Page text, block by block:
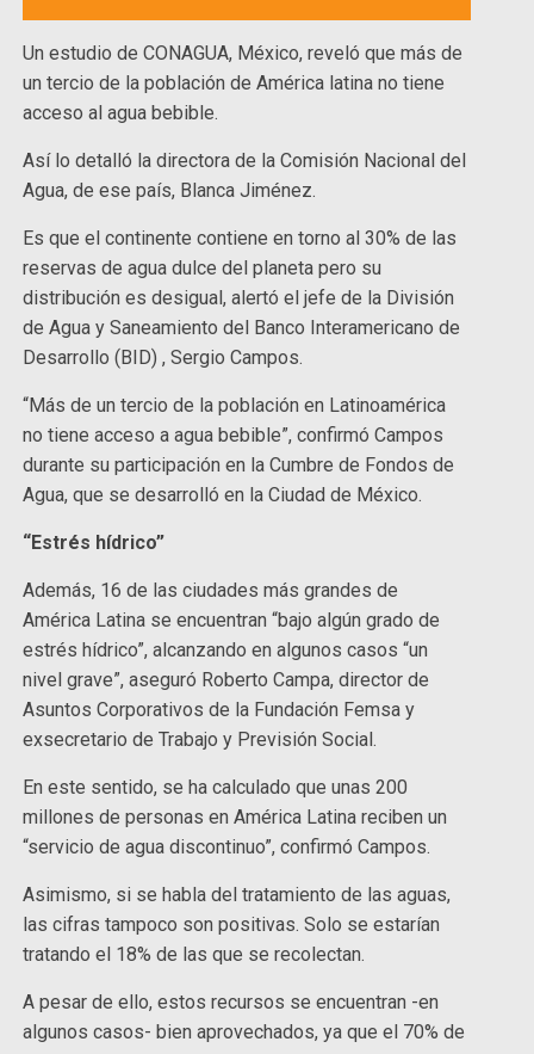
Un estudio de CONAGUA, México, reveló que más de
un tercio de la población de América latina no tiene
acceso al agua bebible.
Así lo detalló la directora de la Comisión Nacional del
Agua, de ese país, Blanca Jiménez.
Es que el continente contiene en torno al 30% de las
reservas de agua dulce del planeta pero su
distribución es desigual, alertó el jefe de la División
de Agua y Saneamiento del Banco Interamericano de
Desarrollo (BID) , Sergio Campos.
“Más de un tercio de la población en Latinoamérica
no tiene acceso a agua bebible”, confirmó Campos
durante su participación en la Cumbre de Fondos de
Agua, que se desarrolló en la Ciudad de México.
“Estrés hídrico”
Además, 16 de las ciudades más grandes de
América Latina se encuentran “bajo algún grado de
estrés hídrico”, alcanzando en algunos casos “un
nivel grave”, aseguró Roberto Campa, director de
Asuntos Corporativos de la Fundación Femsa y
exsecretario de Trabajo y Previsión Social.
En este sentido, se ha calculado que unas 200
millones de personas en América Latina reciben un
“servicio de agua discontinuo”, confirmó Campos.
Asimismo, si se habla del tratamiento de las aguas,
las cifras tampoco son positivas. Solo se estarían
tratando el 18% de las que se recolectan.
A pesar de ello, estos recursos se encuentran -en
algunos casos- bien aprovechados, ya que el 70% de